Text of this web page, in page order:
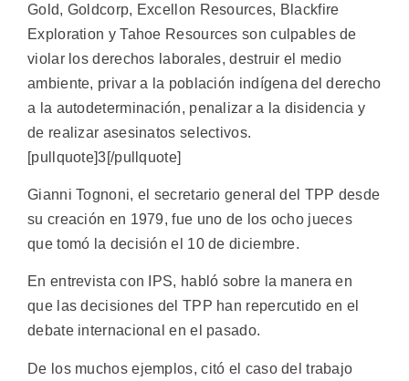
Gold, Goldcorp, Excellon Resources, Blackfire
Exploration y Tahoe Resources son culpables de
violar los derechos laborales, destruir el medio
ambiente, privar a la población indígena del derecho
a la autodeterminación, penalizar a la disidencia y
de realizar asesinatos selectivos.
[pullquote]3[/pullquote]
Gianni Tognoni, el secretario general del TPP desde
su creación en 1979, fue uno de los ocho jueces
que tomó la decisión el 10 de diciembre.
En entrevista con IPS, habló sobre la manera en
que las decisiones del TPP han repercutido en el
debate internacional en el pasado.
De los muchos ejemplos, citó el caso del trabajo